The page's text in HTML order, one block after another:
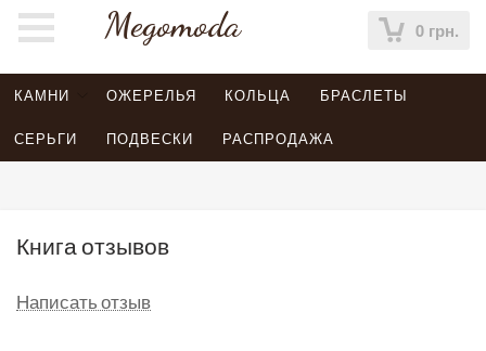
Megomoda 0 грн.
КАМНИ ОЖЕРЕЛЬЯ КОЛЬЦА БРАСЛЕТЫ
СЕРЬГИ ПОДВЕСКИ РАСПРОДАЖА
Книга отзывов
Написать отзыв